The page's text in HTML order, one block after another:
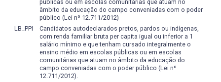
políticos e perceber que a emancipação e a autonomia da
população atendida são os principais objetivos a serem
atingidos pelos planos de ação e tratamento;
• conhecer os fatores sociais, econômicos, culturais e
políticos da vida do país, fundamentais à cidadania e à
pratica profissional; reconhecer a saúde como direito e
atuar de forma a garantir a integralidade da assistência,
entendida como conjunto articulado e continuo das ações
profissional;
• atuar em todos os níveis de atenção à saúde,
integrando-se em programas de promoção, manutenção,
prevenção, proteção e recuperação da saúde,
sensibilizados e comprometidos com o ser humano,
respeitando-o e valorizando-o;
• atuar de forma multiprofissional, interdisciplinar e
transdisciplinar com extrema produtividade na promoção
públicas ou em escolas comunitárias que atuam no
âmbito da educação do campo conveniadas com o poder
público (Lei nº 12.711/2012)
LB_PPI
Candidatos autodeclarados pretos, pardos ou indígenas,
com renda familiar bruta per capita igual ou inferior a 1
salário mínimo e que tenham cursado integralmente o
ensino médio em escolas públicas ou em escolas
comunitárias que atuam no âmbito da educação do
campo conveniadas com o poder público (Lei nº
12.711/2012).